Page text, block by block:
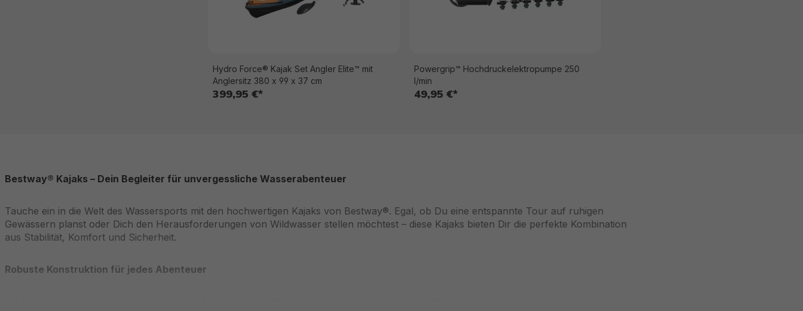
Hydro Force® Kajak Set Angler Elite™ mit
Anglersitz 380 x 99 x 37 cm
399,95 €*
Powergrip™ Hochdruckelektropumpe 250
l/min
49,95 €*
Bestway® Kajaks – Dein Begleiter für unvergessliche Wasserabenteuer
Tauche ein in die Welt des Wassersports mit den hochwertigen Kajaks von Bestway®. Egal, ob Du eine entspannte Tour auf ruhigen
Gewässern planst oder Dich den Herausforderungen von Wildwasser stellen möchtest – diese Kajaks bieten Dir die perfekte Kombination
aus Stabilität, Komfort und Sicherheit.
Robuste Konstruktion für jedes Abenteuer